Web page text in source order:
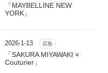
「MAYBELLINE NEW
YORK」
2026-1-13 広告
「SAKURA MIYAWAKI ×
Couturier」